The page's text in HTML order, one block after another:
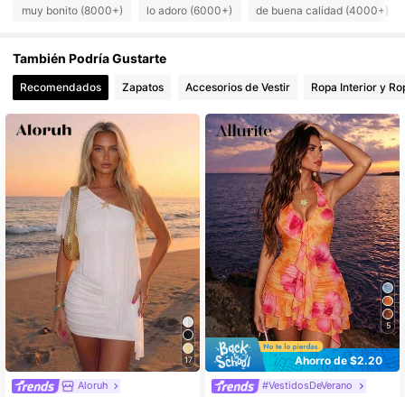
4.78 570K Seguidores
4.78 570K Seguidores
4.78 570K Seguidores
4.78 570K Seguidores
570K Seguidores
muy bonito (8000+) lo adoro (6000+) de buena calidad (4000+)
También Podría Gustarte
Recomendados Zapatos Accesorios de Vestir Ropa Interior y
17
Aloruh
5
Ahorro de $2.20
#VestidosDeVerano